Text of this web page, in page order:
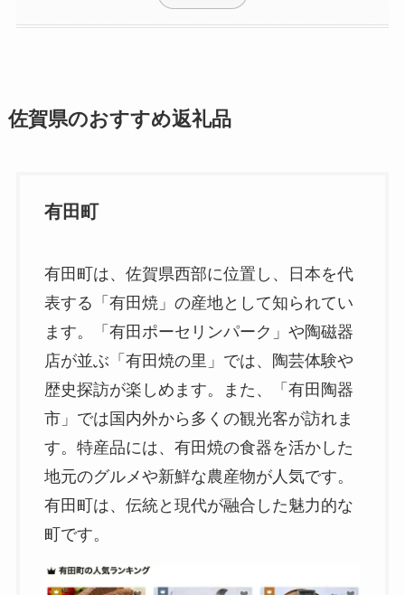
佐賀県のおすすめ返礼品
有田町
有田町は、佐賀県西部に位置し、日本を代
表する「有田焼」の産地として知られてい
ます。「有田ポーセリンパーク」や陶磁器
店が並ぶ「有田焼の里」では、陶芸体験や
歴史探訪が楽しめます。また、「有田陶器
市」では国内外から多くの観光客が訪れま
す。特産品には、有田焼の食器を活かした
地元のグルメや新鮮な農産物が人気です。
有田町は、伝統と現代が融合した魅力的な
町です。